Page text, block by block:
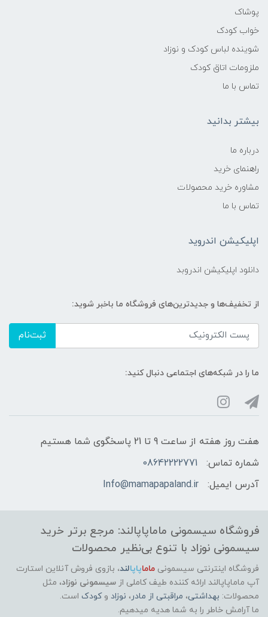
پوشاک
خواب کودک
شوینده لباس کودک و نوزاد
ملزومات اتاق کودک
تماس با ما
بیشتر بدانید
درباره ما
راهنمای خرید
مشاوره خرید محصولات
تماس با ما
اپلیکیشن اندروید
دانلود اپلیکیشن اندروبد
از تخفیف‌ها و جدیدترین‌های فروشگاه ما باخبر شوید:
ثبت‌نام
ما را در شبکه‌های اجتماعی دنبال کنید:
هفت روز هفته از ساعت 9 تا 21 پاسخگوی شما هستیم
شماره تماس:
08642222771
آدرس ایمیل:
Info@mamapapaland.ir
فروشگاه سیسمونی ماماپاپالند: مرجع برتر خرید
سیسمونی نوزاد با تنوع بی‌نظیر محصولات
فروشگاه اینترنتی سیسمونی ماماپاپالند، بازوی فروش آنلاین استارت
آپ ماماپاپالند ارائه کننده طیف کاملی از سیسمونی نوزاد، مثل
محصولات: بهداشتی، مراقبتی از مادر، نوزاد وکودک است.
ما آرامش خاطر را به شما هدیه میدهیم.